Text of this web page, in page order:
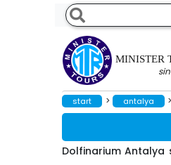
MINISTER
start > antalya >
Dolfinarium Antalya